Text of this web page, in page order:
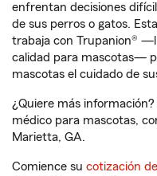
enfrentan decisiones
de sus perros o gatos.
trabaja con Trupanion®
calidad para mascotas—
mascotas el cuidado de
¿Quiere más
médico para mascotas,
Marietta, GA.
Comience su cotización